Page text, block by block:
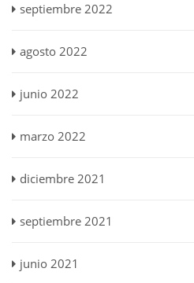
septiembre 2022
agosto 2022
junio 2022
marzo 2022
diciembre 2021
septiembre 2021
junio 2021